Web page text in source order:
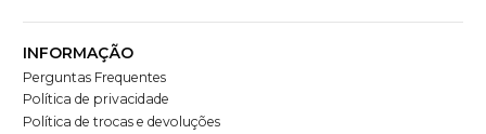
INFORMAÇÃO
Perguntas Frequentes
Política de privacidade
Política de trocas e devoluções